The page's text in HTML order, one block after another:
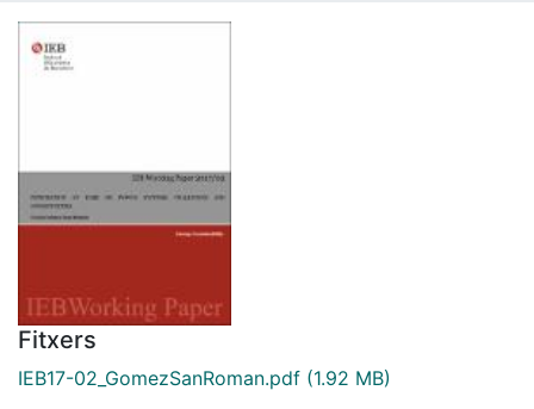
Fitxers
IEB17-02_GomezSanRoman.pdf (1.92 MB)